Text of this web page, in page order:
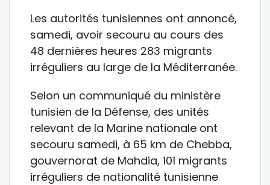
Les autorités tunisiennes ont annoncé,
samedi, avoir secouru au cours des
48 dernières heures 283 migrants
irréguliers au large de la Méditerranée.
Selon un communiqué du ministère
tunisien de la Défense, des unités
relevant de la Marine nationale ont
secouru samedi, à 65 km de Chebba,
gouvernorat de Mahdia, 101 migrants
irréguliers de nationalité tunisienne